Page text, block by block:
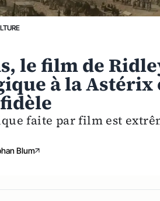
le film de
à la Astérix
faite par film est
Blum